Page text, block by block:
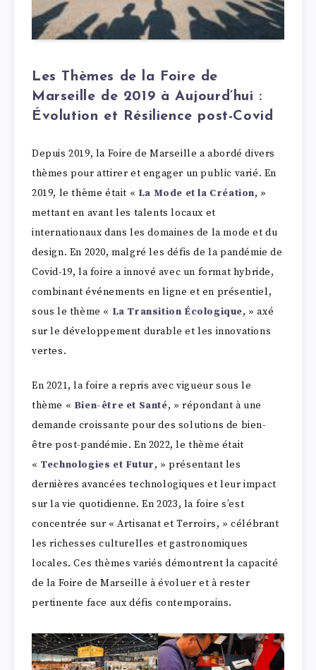
Les Thèmes de la Foire de
Marseille de 2019 à Aujourd’hui :
Évolution et Résilience post-Covid
Depuis 2019, la Foire de Marseille a abordé divers
thèmes pour attirer et engager un public varié. En
2019, le thème était « La Mode et la Création, »
mettant en avant les talents locaux et
internationaux dans les domaines de la mode et du
design. En 2020, malgré les défis de la pandémie de
Covid-19, la foire a innové avec un format hybride,
combinant événements en ligne et en présentiel,
sous le thème « La Transition Écologique, » axé
sur le développement durable et les innovations
vertes.
En 2021, la foire a repris avec vigueur sous le
thème « Bien-être et Santé, » répondant à une
demande croissante pour des solutions de bien-
être post-pandémie. En 2022, le thème était
« Technologies et Futur, » présentant les
dernières avancées technologiques et leur impact
sur la vie quotidienne. En 2023, la foire s’est
concentrée sur « Artisanat et Terroirs, » célébrant
les richesses culturelles et gastronomiques
locales. Ces thèmes variés démontrent la capacité
de la Foire de Marseille à évoluer et à rester
pertinente face aux défis contemporains.